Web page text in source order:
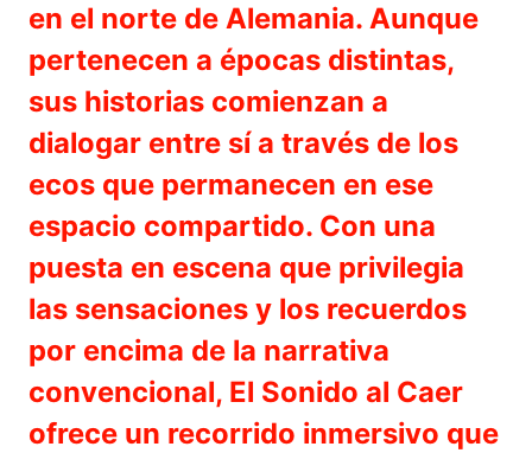
en el norte de Alemania. Aunque
pertenecen a épocas distintas,
sus historias comienzan a
dialogar entre sí a través de los
ecos que permanecen en ese
espacio compartido. Con una
puesta en escena que privilegia
las sensaciones y los recuerdos
por encima de la narrativa
convencional, El Sonido al Caer
ofrece un recorrido inmersivo que